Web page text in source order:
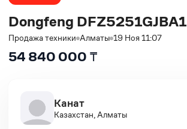
Dongfeng DFZ5251GJBA1
Продажа техники Алматы 19 Ноя 11:07
54 840 000 ₸
Канат
Казахстан, Алматы